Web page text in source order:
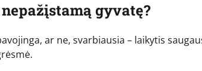
gyvatę?
ar ne, svarbiausia – laikytis